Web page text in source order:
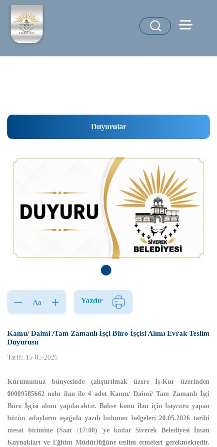
Duyurular
Kamu/ Daimi /Tam Zamanlı İşçi Büro İşçisi Alımı Evrak Teslim
Duyurusu
Aa Yazdır
Tarih: 15-05-2026
Kurumumuz bünyesinde çalıştırılmak üzere İş-Kur üzerinden
00009585662 nolu ilan ile 4 adet Kamu/ Daimi/ Tam Zamanlı İşçi
Büro İşçisi alımı yapılacaktır. Bahse konu ilan için başvuru yapan
bütün adayların aşağıda yazılı bulunan belgeleri 20.05.2026 tarihi
mesai bitimine (Saat :17:00) 'ye kadar Siverek Belediyesi İnsan
Kaynakları ve Eğitim Müdürlüğüne teslim etmeleri gerekmektedir.